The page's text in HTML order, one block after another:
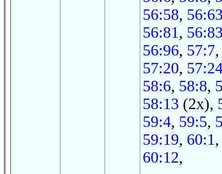
56:58,
56:81,
56:96, 57:7
57:20,
58:6, 58:8,
58:13 (2x),
59:4, 59:5,
59:19, 60:1
60:12,